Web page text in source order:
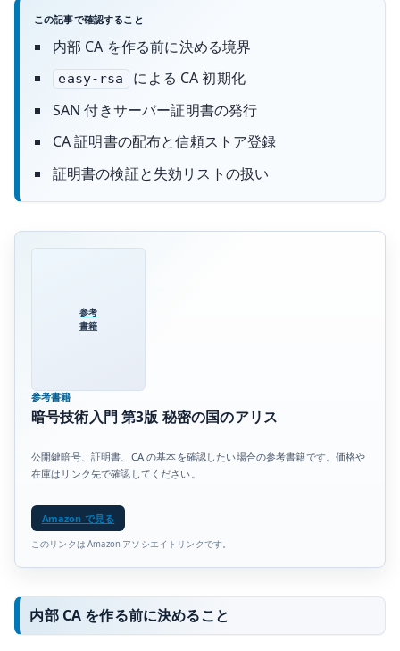
この記事で確認すること
内部 CA を作る前に決める境界
easy-rsa
による CA 初期化
SAN 付きサーバー証明書の発行
CA 証明書の配布と信頼ストア登録
証明書の検証と失効リストの扱い
参考
書籍
参考書籍
暗号技術入門 第3版 秘密の国のアリス
公開鍵暗号、証明書、CA の基本を確認したい場合の参考書籍です。価格や
在庫はリンク先で確認してください。
Amazon で見る
このリンクは Amazon アソシエイトリンクです。
内部 CA を作る前に決めること